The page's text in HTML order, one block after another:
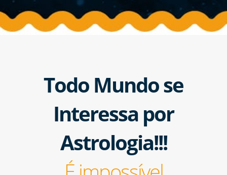
Todo Mundo se
Interessa por
Astrologia!!!